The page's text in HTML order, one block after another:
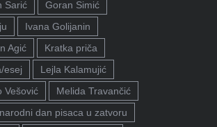
Sarić
Goran Simić
Ivana Golijanin
Agić
Kratka priča
esej
Lejla Kalamujić
Vešović
Melida Travančić
dan pisaca u zatvoru